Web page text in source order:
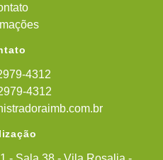
4312
4312